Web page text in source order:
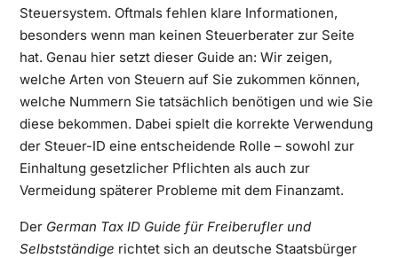
Steuersystem. Oftmals fehlen klare Informationen,
besonders wenn man keinen Steuerberater zur Seite
hat. Genau hier setzt dieser Guide an: Wir zeigen,
welche Arten von Steuern auf Sie zukommen können,
welche Nummern Sie tatsächlich benötigen und wie Sie
diese bekommen. Dabei spielt die korrekte Verwendung
der Steuer-ID eine entscheidende Rolle – sowohl zur
Einhaltung gesetzlicher Pflichten als auch zur
Vermeidung späterer Probleme mit dem Finanzamt.
Der German Tax ID Guide für Freiberufler und
Selbstständige richtet sich an deutsche Staatsbürger